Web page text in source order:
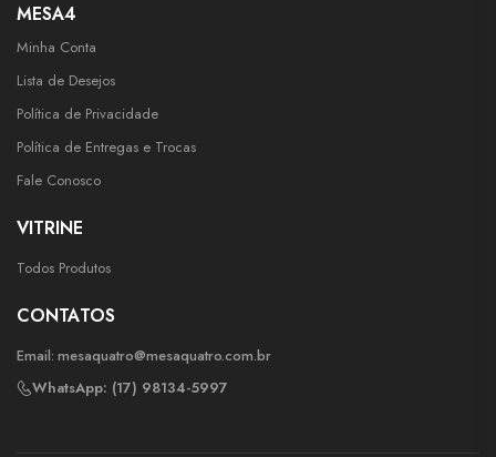
MESA4
Minha Conta
Lista de Desejos
Política de Privacidade
Política de Entregas e Trocas
Fale Conosco
VITRINE
Todos Produtos
CONTATOS
Email: mesaquatro@mesaquatro.com.br
WhatsApp: (17) 98134-5997